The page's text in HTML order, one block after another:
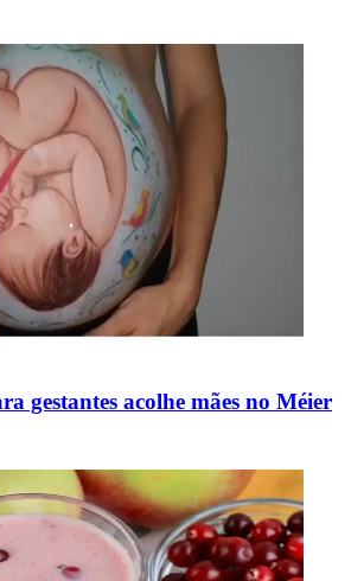
gestantes acolhe mães no Méier